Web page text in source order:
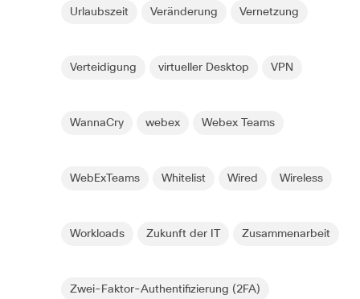
Urlaubszeit Veränderung Vernetzung
Verteidigung virtueller Desktop VPN
WannaCry webex Webex Teams
WebExTeams Whitelist Wired Wireless
Workloads Zukunft der IT Zusammenarbeit
Zwei-Faktor-Authentifizierung (2FA)